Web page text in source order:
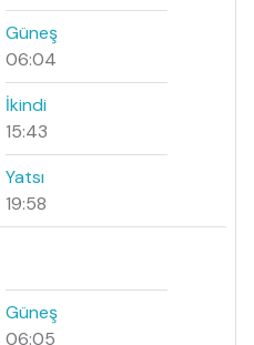
Güneş
06:04
İkindi
15:43
Yatsı
19:58
Güneş
06:05